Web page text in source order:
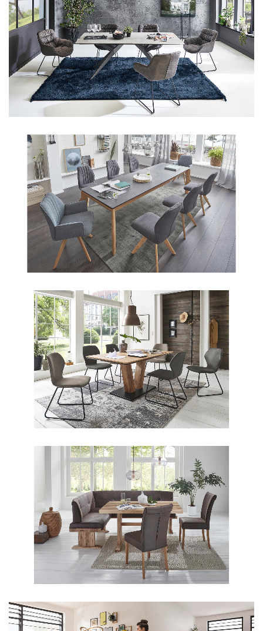
Aus unserem Sortiment
Aus unserem Sortiment
Aus unserem Sortiment
Aus unserem Sortiment